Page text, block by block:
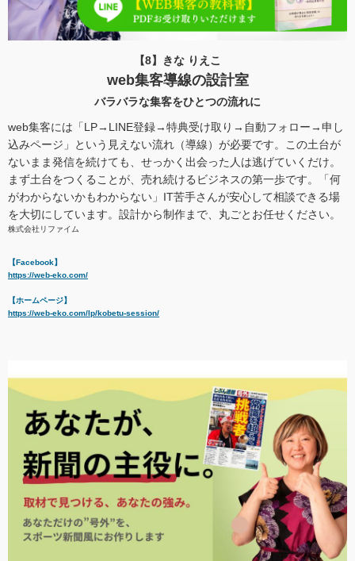
【8】きな りえこ
web集客導線の設計室
バラバラな集客をひとつの流れに
web集客には「LP→LINE登録→特典受け取り→自動フォロー→申し
込みページ」という見えない流れ（導線）が必要です。この土台が
ないまま発信を続けても、せっかく出会った人は逃げていくだけ。
まず土台をつくることが、売れ続けるビジネスの第一歩です。「何
がわからないかもわからない」IT苦手さんが安心して相談できる場
を大切にしています。設計から制作まで、丸ごとお任せください。
株式会社リファイム
【Facebook】
https://web-eko.com/
【ホームページ】
https://web-eko.com/lp/kobetu-session/